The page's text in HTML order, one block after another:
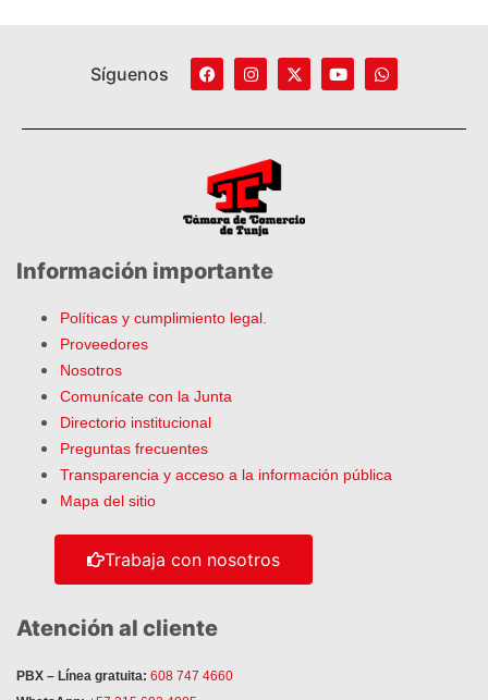
Síguenos
Información importante
Políticas y cumplimiento legal.
Proveedores
Nosotros
Comunícate con la Junta
Directorio institucional
Preguntas frecuentes
Transparencia y acceso a la información pública
Mapa del sitio
Trabaja con nosotros
Atención al cliente
PBX – Línea gratuita: 608 747 4660